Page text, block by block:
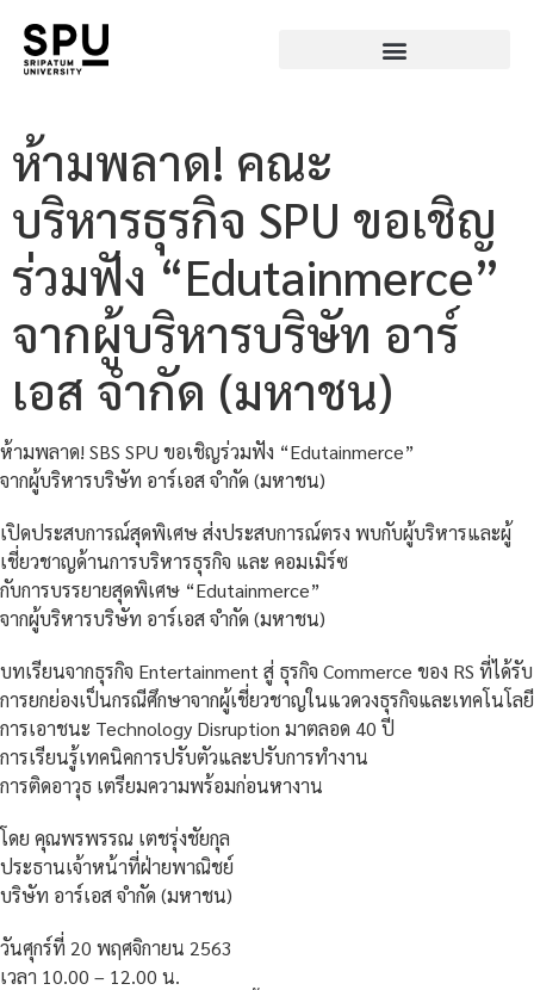
ห้ามพลาด! คณะ
บริหารธุรกิจ SPU ขอเชิญ
ร่วมฟัง “Edutainmerce”
จากผู้บริหารบริษัท อาร์
เอส จำกัด (มหาชน)
ห้ามพลาด! SBS SPU ขอเชิญร่วมฟัง “Edutainmerce”
จากผู้บริหารบริษัท อาร์เอส จำกัด (มหาชน)
เปิดประสบการณ์สุดพิเศษ ส่งประสบการณ์ตรง พบกับผู้บริหารและผู้
เชี่ยวชาญด้านการบริหารธุรกิจ และ คอมเมิร์ซ
กับการบรรยายสุดพิเศษ “Edutainmerce”
จากผู้บริหารบริษัท อาร์เอส จำกัด (มหาชน)
บทเรียนจากธุรกิจ Entertainment สู่ ธุรกิจ Commerce ของ RS ที่ได้รับ
การยกย่องเป็นกรณีศึกษาจากผู้เชี่ยวชาญในแวดวงธุรกิจและเทคโนโลยี
การเอาชนะ Technology Disruption มาตลอด 40 ปี
การเรียนรู้เทคนิคการปรับตัวและปรับการทำงาน
การติดอาวุธ เตรียมความพร้อมก่อนหางาน
โดย คุณพรพรรณ เตชรุ่งชัยกุล
ประธานเจ้าหน้าที่ฝ่ายพาณิชย์
บริษัท อาร์เอส จำกัด (มหาชน)
วันศุกร์ที่ 20 พฤศจิกายน 2563
เวลา 10.00 – 12.00 น.